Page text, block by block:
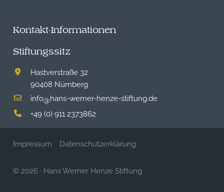
Kontakt-Informationen
Stiftungssitz
Hastverstraße 32
90408 Nürnberg
info@hans-werner-henze-stiftung.de
+49 (0) 911 2373862
Impressum Datenschutzerklärung
© 2026 · Hans Werner Henze Stiftung